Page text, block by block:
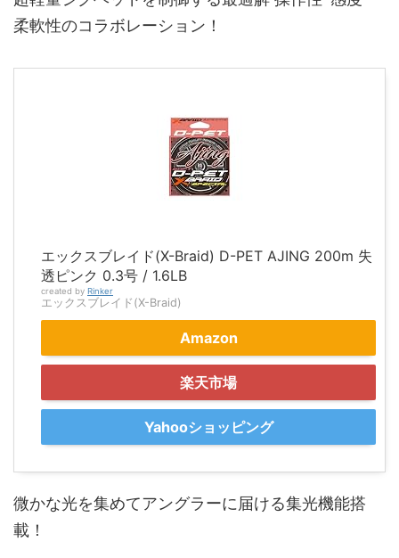
柔軟性のコラボレーション！
エックスブレイド(X-Braid) D-PET AJING 200m 失
透ピンク 0.3号 / 1.6LB
created by Rinker
エックスブレイド(X-Braid)
Amazon
楽天市場
Yahooショッピング
微かな光を集めてアングラーに届ける集光機能搭
載！